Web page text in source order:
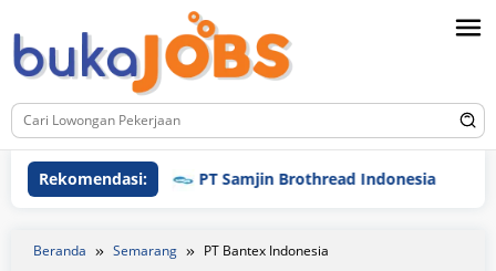
ke
konten
Rekomendasi: PT Samjin Brothread Indonesia
Beranda Semarang PT Bantex Indonesia